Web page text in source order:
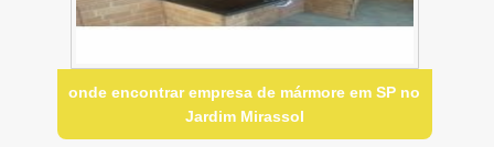
onde encontrar empresa de mármore em SP no
Jardim Mirassol